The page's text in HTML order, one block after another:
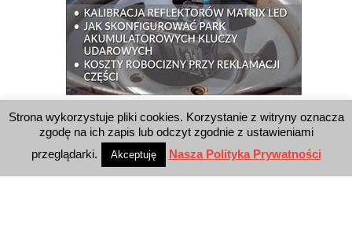
WYSZUKIWARKA
Strona wykorzystuje pliki cookies. Korzystanie z witryny oznacza
zgodę na ich zapis lub odczyt zgodnie z ustawieniami
przeglądarki.
Akceptuję Nasza Polityka Prywatności